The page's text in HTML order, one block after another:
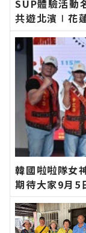
SUP體驗活動
共遊北濱∣花
的今日新聞報
韓國啦啦隊女
期待大家9月5
民族聯合豐年
最快速的今日